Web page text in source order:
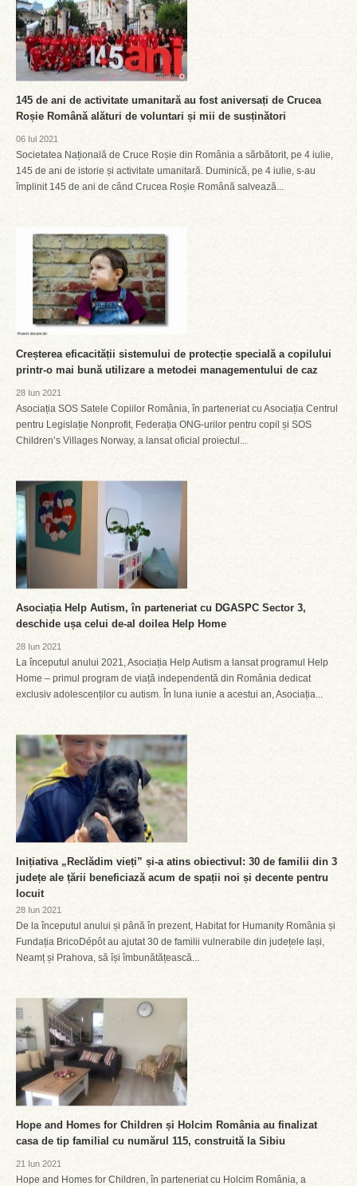
145 de ani de activitate umanitară au fost aniversați de Crucea
Roșie Română alături de voluntari și mii de susținători
06 Iul 2021
Societatea Națională de Cruce Roșie din România a sărbătorit, pe 4 iulie,
145 de ani de istorie și activitate umanitară. Duminică, pe 4 iulie, s-au
împlinit 145 de ani de când Crucea Roșie Română salvează...
Creșterea eficacității sistemului de protecție specială a copilului
printr-o mai bună utilizare a metodei managementului de caz
28 Iun 2021
Asociația SOS Satele Copiilor România, în parteneriat cu Asociația Centrul
pentru Legislație Nonprofit, Federația ONG-urilor pentru copil și SOS
Children’s Villages Norway, a lansat oficial proiectul...
Asociația Help Autism, în parteneriat cu DGASPC Sector 3,
deschide ușa celui de-al doilea Help Home
28 Iun 2021
La începutul anului 2021, Asociația Help Autism a lansat programul Help
Home – primul program de viață independentă din România dedicat
exclusiv adolescenților cu autism. În luna iunie a acestui an, Asociația...
Inițiativa „Reclădim vieți” și-a atins obiectivul: 30 de familii din 3
județe ale țării beneficiază acum de spații noi și decente pentru
locuit
28 Iun 2021
De la începutul anului și până în prezent, Habitat for Humanity România și
Fundația BricoDépôt au ajutat 30 de familii vulnerabile din județele Iași,
Neamț și Prahova, să își îmbunătățească...
Hope and Homes for Children și Holcim România au finalizat
casa de tip familial cu numărul 115, construită la Sibiu
21 Iun 2021
Hope and Homes for Children, în parteneriat cu Holcim România, a